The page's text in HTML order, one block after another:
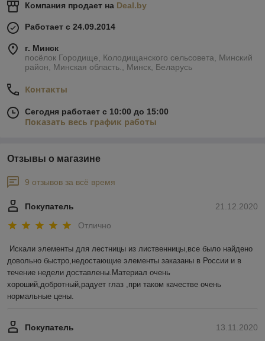
Компания продает на Deal.by
Работает с 24.09.2014
г. Минск
посёлок Городище, Колодищанского сельсовета, Минский
район, Минская область., Минск, Беларусь
Контакты
Сегодня работает с 10:00 до 15:00
Показать весь график работы
Отзывы о магазине
9 отзывов за всё время
21.12.2020
Покупатель
Отлично
Искали элементы для лестницы из лиственницы,все было найдено
довольно быстро,недостающие элементы заказаны в России и в
течение недели доставлены.Материал очень
хороший,добротный,радует глаз ,при таком качестве очень
нормальные цены.
13.11.2020
Покупатель